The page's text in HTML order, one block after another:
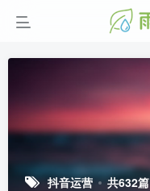
抖音运营 共632篇